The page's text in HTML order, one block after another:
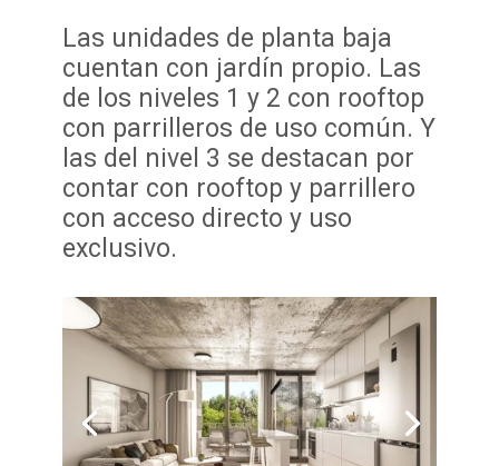
Las unidades de planta baja
cuentan con jardín propio. Las
de los niveles 1 y 2 con rooftop
con parrilleros de uso común. Y
las del nivel 3 se destacan por
contar con rooftop y parrillero
con acceso directo y uso
exclusivo.